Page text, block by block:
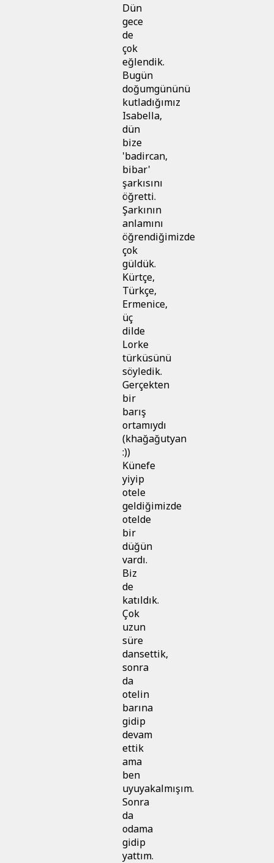
Dün
gece
de
çok
eğlendik.
Bugün
doğumgününü
kutladığımız
Isabella,
dün
bize
'badircan,
bibar'
şarkısını
öğretti.
Şarkının
anlamını
öğrendiğimizde
çok
güldük.
Kürtçe,
Türkçe,
Ermenice,
üç
dilde
Lorke
türküsünü
söyledik.
Gerçekten
bir
barış
ortamıydı
(khağağutyan
:))
Künefe
yiyip
otele
geldiğimizde
otelde
bir
düğün
vardı.
Biz
de
katıldık.
Çok
uzun
süre
dansettik,
sonra
da
otelin
barına
gidip
devam
ettik
ama
ben
uyuyakalmışım.
Sonra
da
odama
gidip
yattım.